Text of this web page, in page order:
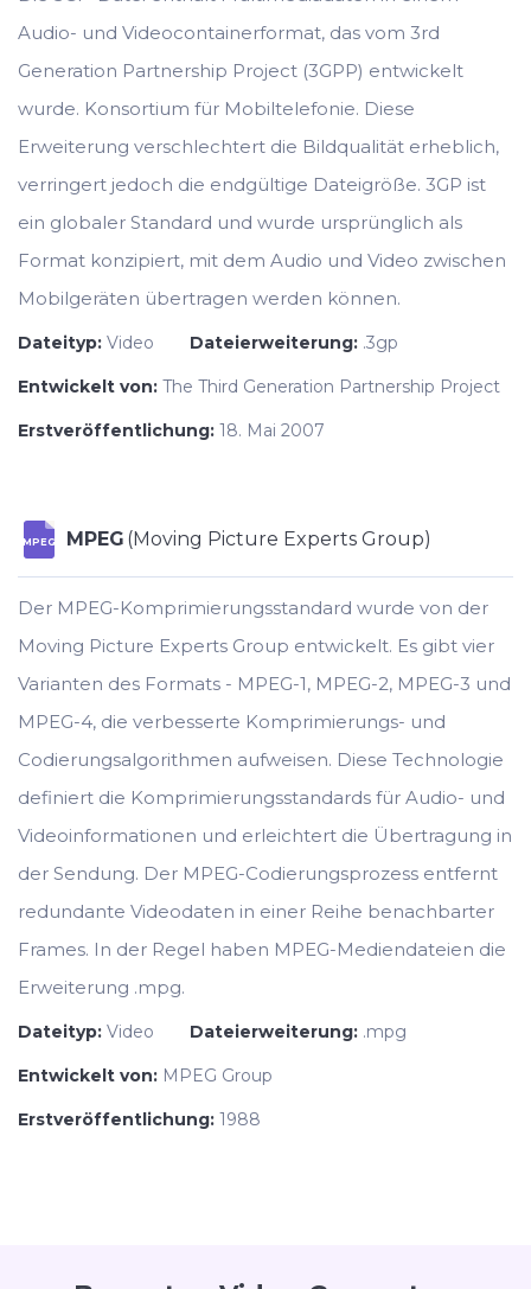
Audio- und Videocontainerformat, das vom 3rd
Generation Partnership Project (3GPP) entwickelt
wurde. Konsortium für Mobiltelefonie. Diese
Erweiterung verschlechtert die Bildqualität erheblich,
verringert jedoch die endgültige Dateigröße. 3GP ist
ein globaler Standard und wurde ursprünglich als
Format konzipiert, mit dem Audio und Video zwischen
Mobilgeräten übertragen werden können.
Dateityp: Video Dateierweiterung: .3gp
Entwickelt von: The Third Generation Partnership Project
Erstveröffentlichung: 18. Mai 2007
MPEG MPEG (Moving Picture Experts Group)
Der MPEG-Komprimierungsstandard wurde von der
Moving Picture Experts Group entwickelt. Es gibt vier
Varianten des Formats - MPEG-1, MPEG-2, MPEG-3 und
MPEG-4, die verbesserte Komprimierungs- und
Codierungsalgorithmen aufweisen. Diese Technologie
definiert die Komprimierungsstandards für Audio- und
Videoinformationen und erleichtert die Übertragung in
der Sendung. Der MPEG-Codierungsprozess entfernt
redundante Videodaten in einer Reihe benachbarter
Frames. In der Regel haben MPEG-Mediendateien die
Erweiterung .mpg.
Dateityp: Video Dateierweiterung: .mpg
Entwickelt von: MPEG Group
Erstveröffentlichung: 1988